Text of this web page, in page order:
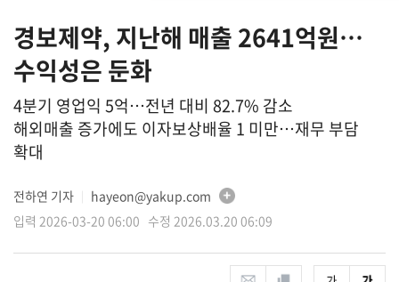
경보제약, 지난해 매출 2641억원…
수익성은 둔화
4분기 영업익 5억…전년 대비 82.7% 감소
해외매출 증가에도 이자보상배율 1 미만…재무 부담
확대
전하연 기자
hayeon@yakup.com
입력 2026-03-20 06:00 수정 2026.03.20 06:09